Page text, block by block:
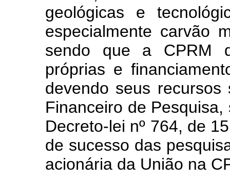
geológicas e
especialmente carvão
sendo que a CPRM
próprias e
devendo seus
Financeiro de
Decreto-lei nº 764, de
de sucesso das
acionária da União na